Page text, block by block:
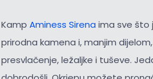
Kamp Aminess Sirena ima sve što
prirodna kamena i, manjim
presvlačenje, ležaljke i tuševe.